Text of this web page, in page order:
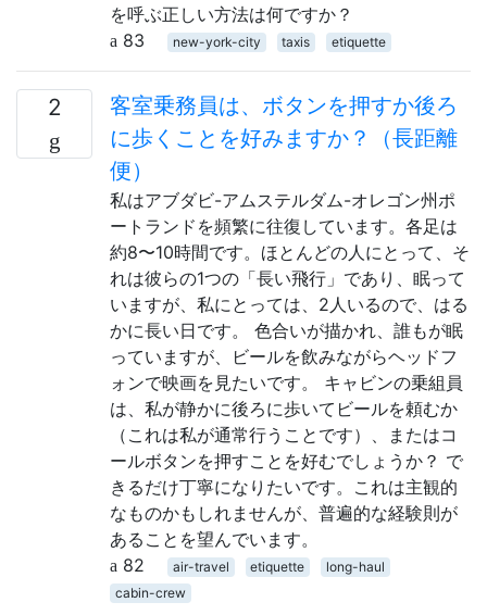
を呼ぶ正しい方法は何ですか？
83
new-york-city taxis etiquette
2
客室乗務員は、ボタンを押すか後ろ
に歩くことを好みますか？（長距離
便）
私はアブダビ-アムステルダム-オレゴン州ポ
ートランドを頻繁に往復しています。各足は
約8〜10時間です。ほとんどの人にとって、そ
れは彼らの1つの「長い飛行」であり、眠って
いますが、私にとっては、2人いるので、はる
かに長い日です。 色合いが描かれ、誰もが眠
っていますが、ビールを飲みながらヘッドフ
ォンで映画を見たいです。 キャビンの乗組員
は、私が静かに後ろに歩いてビールを頼むか
（これは私が通常行うことです）、またはコ
ールボタンを押すことを好むでしょうか？ で
きるだけ丁寧になりたいです。これは主観的
なものかもしれませんが、普遍的な経験則が
あることを望んでいます。
82
air-travel etiquette
long-haul
cabin-crew